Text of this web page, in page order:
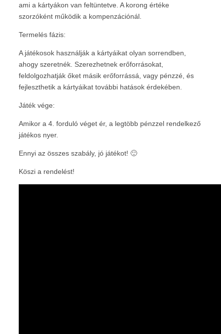
ami a kártyákon van feltüntetve. A korong értéke
szorzóként működik a kompenzációnál.
Termelés fázis:
A játékosok használják a kártyáikat olyan sorrendben,
ahogy szeretnék. Szerezhetnek erőforrásokat,
feldolgozhatják őket másik erőforrássá, vagy pénzzé, és
fejleszthetik a kártyáikat további hatások érdekében.
Játék vége:
Amikor a 4. forduló véget ér, a legtöbb pénzzel rendelkező
játékos nyer.
Ennyi az összes szabály, jó játékot! 🙂
Köszi a rendelést!